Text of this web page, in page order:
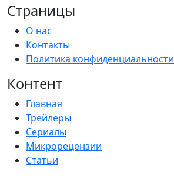
Страницы
О нас
Контакты
Политика конфиденциальности
Контент
Главная
Трейлеры
Сериалы
Микрорецензии
Статьи